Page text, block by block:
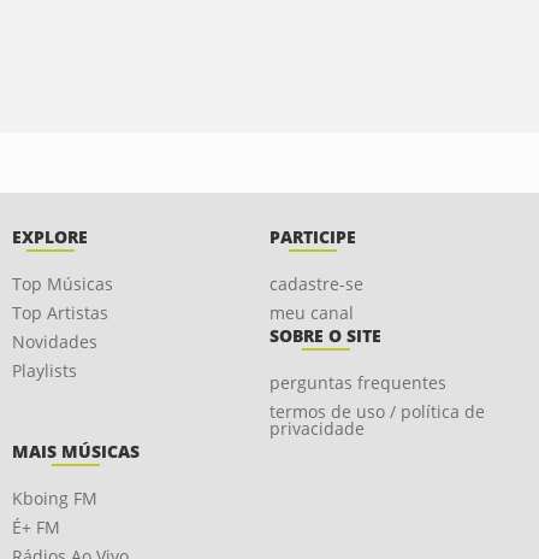
EXPLORE
Top Músicas
Top Artistas
Novidades
Playlists
PARTICIPE
cadastre-se
meu canal
SOBRE O SITE
perguntas frequentes
termos de uso / política de
privacidade
MAIS MÚSICAS
Kboing FM
É+ FM